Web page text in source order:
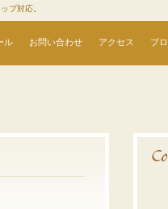
プ対応。
ル お問い合わせ アクセス ブ